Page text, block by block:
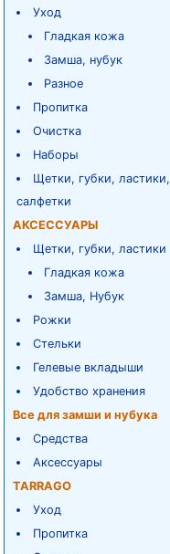
Уход
Гладкая кожа
Замша, нубук
Разное
Пропитка
Очистка
Наборы
Щетки, губки, ластики,
салфетки
АКСЕССУАРЫ
Щетки, губки, ластики
Гладкая кожа
Замша, Нубук
Рожки
Стельки
Гелевые вкладыши
Удобство хранения
Все для замши и нубука
Средства
Аксессуары
TARRAGO
Уход
Пропитка